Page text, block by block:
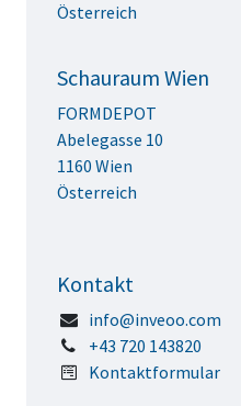
Österreich
Schauraum Wien
FORMDEPOT
Abelegasse 10
1160 Wien
Österreich
Kontakt
info@inveoo.com
+43 720 143820
Kontaktformular